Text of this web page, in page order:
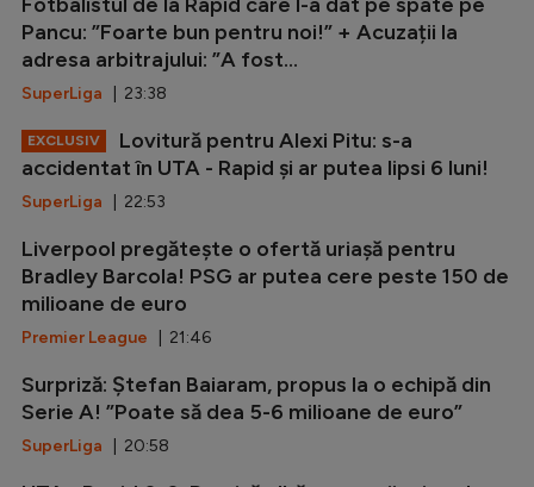
Pancu: ”Foarte bun pentru noi!” + Acuzații la
adresa arbitrajului: ”A fost...
SuperLiga | 23:38
EXCLUSIV
Lovitură pentru Alexi Pitu: s-a
accidentat în UTA - Rapid și ar putea lipsi 6 luni!
SuperLiga | 22:53
Liverpool pregătește o ofertă uriașă pentru
Bradley Barcola! PSG ar putea cere peste 150 de
milioane de euro
Premier League | 21:46
Surpriză: Ștefan Baiaram, propus la o echipă din
Serie A! ”Poate să dea 5-6 milioane de euro”
SuperLiga | 20:58